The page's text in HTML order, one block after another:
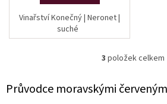
Vinařství Konečný | Neronet |
suché
O
l
á
3 položek celkem
Průvodce moravskými